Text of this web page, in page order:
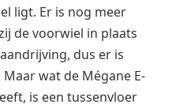
ligt. Er is nog meer
de voorwiel in plaats
dus er is
wat de Mégane E-
is een tussenvloer